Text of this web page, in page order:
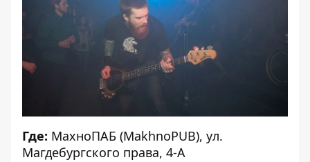
Где: МахноПАБ (MakhnoPUB), ул.
Магдебургского права, 4-А